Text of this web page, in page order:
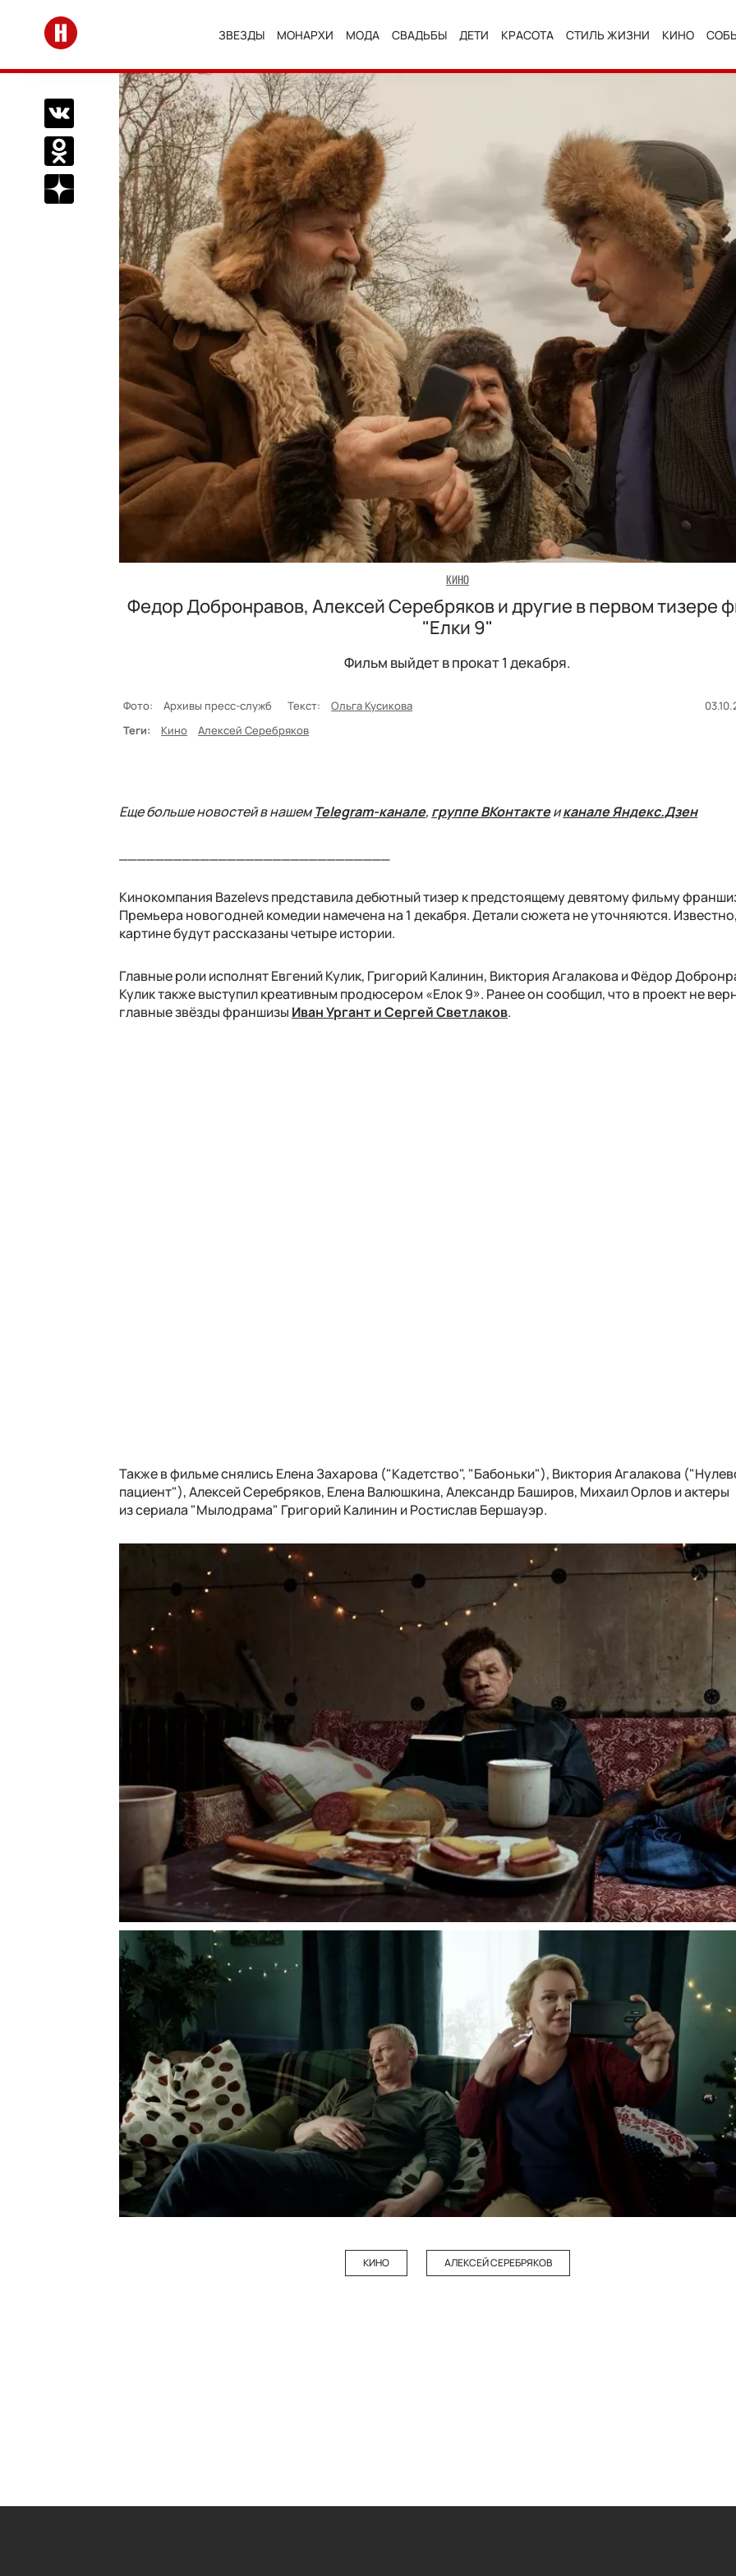
Перейти на главную
ЗВЕЗДЫ МОНАРХИ МОДА СВАДЬБЫ ДЕТИ КРАСОТА СТИЛЬ ЖИЗНИ КИНО
Поделиться Вконтакте
Поделиться в Одноклассниках
Подписаться на нас в Дзен
КИНО
Федор Добронравов, Алексей Серебряков и другие в первом тизере
"Елки 9"
Фильм выйдет в прокат 1 декабря.
Фото: Архивы пресс-служб Текст: Ольга Кусикова
Теги:
Кино Алексей Серебряков
Еще больше новостей в нашемTelegram-канале, группе ВКонтактеиканале Яндекс.Дзен
Кинокомпания Bazelevs представила дебютный тизер к предстоящему девятому фильму
Премьера новогодней комедии намечена на 1 декабря. Детали сюжета не уточняются.
картине будут рассказаны четыре истории.
Главные роли исполнят Евгений Кулик, Григорий Калинин, Виктория Агалакова и Фёдор
Кулик также выступил креативным продюсером «Елок 9». Ранее он сообщил, что в проект не
главные звёзды франшизы Иван Ургант и Сергей Светлаков.
Также в фильме снялись Елена Захарова ("Кадетство", "Бабоньки"), Виктория Агалакова
пациент"), Алексей Серебряков, Елена Валюшкина, Александр Баширов, Михаил Орлов и актеры
из сериала "Мылодрама" Григорий Калинин и Ростислав Бершауэр.
КИНО АЛЕКСЕЙ СЕРЕБРЯКОВ